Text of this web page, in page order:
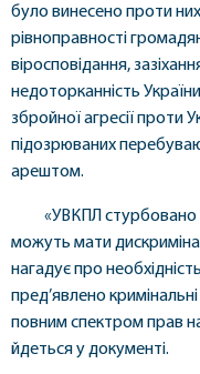
було винесено проти
рівноправності
віросповідання,
недоторканність
збройної агресії проти
підозрюваних
арештом.
«УВКПЛ
можуть мати
нагадує про
пред’явлено
повним спектром прав
йдеться у документі.